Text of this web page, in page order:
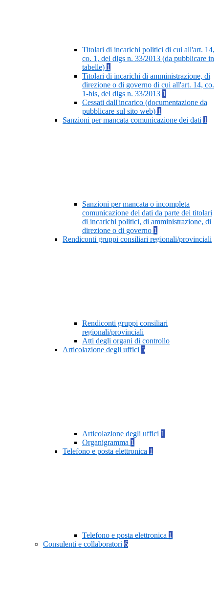
Titolari di incarichi politici di cui all'art. 14,
co. 1, del dlgs n. 33/2013 (da pubblicare in
tabelle) 1
Titolari di incarichi di amministrazione, di
direzione o di governo di cui all'art. 14, co.
1-bis, del dlgs n. 33/2013 1
Cessati dall'incarico (documentazione da
pubblicare sul sito web) 1
Sanzioni per mancata comunicazione dei dati 1
Sanzioni per mancata o incompleta
comunicazione dei dati da parte dei titolari
di incarichi politici, di amministrazione, di
direzione o di governo 1
Rendiconti gruppi consiliari regionali/provinciali
Rendiconti gruppi consiliari
regionali/provinciali
Atti degli organi di controllo
Articolazione degli uffici 5
Articolazione degli uffici 1
Organigramma 1
Telefono e posta elettronica 1
Telefono e posta elettronica 1
Consulenti e collaboratori 6